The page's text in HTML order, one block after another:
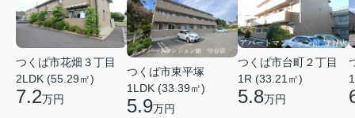
つくば市花畑３丁目
2LDK (55.29㎡)
7.2万円
つくば市東平塚
1LDK (33.39㎡)
5.9万円
つくば市台町２丁目
1R (33.21㎡)
5.8万円